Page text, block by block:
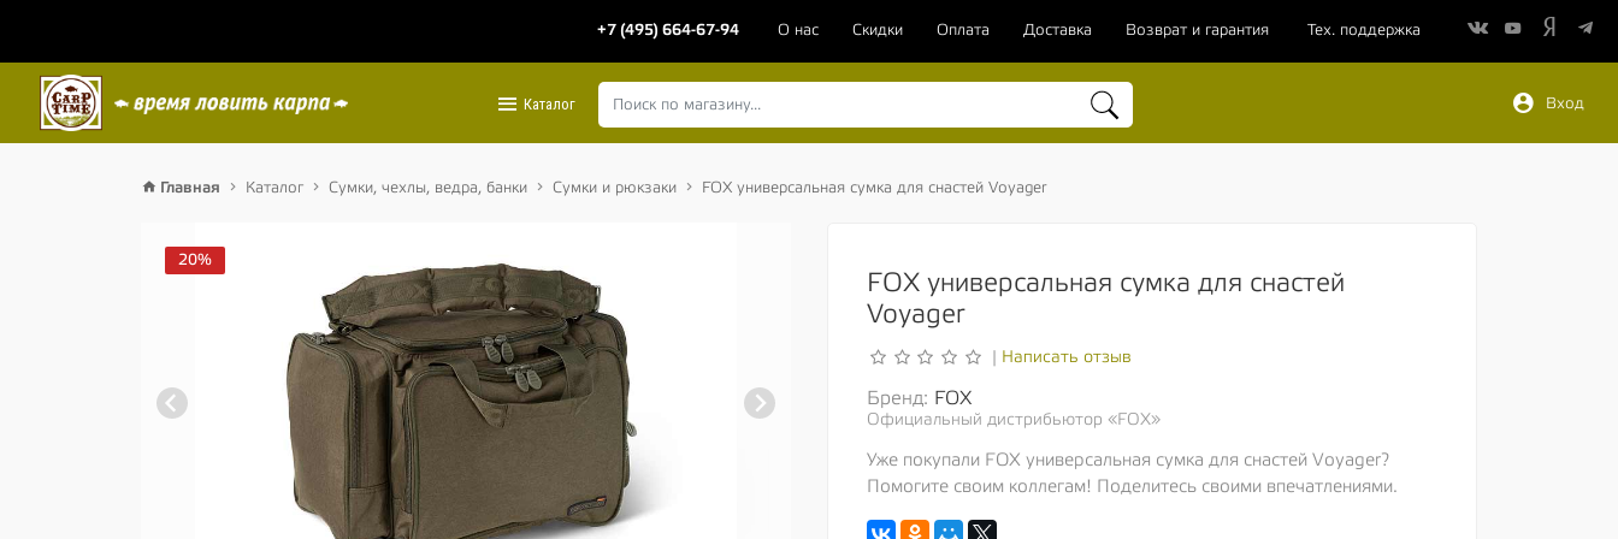
+7 (495) 664-67-94 О нас Скидки Оплата Доставка Возврат и гарантия Тех. поддержка
Каталог Вход
Главная Каталог Сумки, чехлы, ведра, банки Сумки и рюкзаки FOX универсальная сумка для снастей Voyager
20%
FOX универсальная сумка для снастей
Voyager
Написать отзыв
Бренд: FOX
Официальный дистрибьютор «FOX»
Уже покупали FOX универсальная сумка для снастей Voyager?
Помогите своим коллегам! Поделитесь своими впечатлениями.